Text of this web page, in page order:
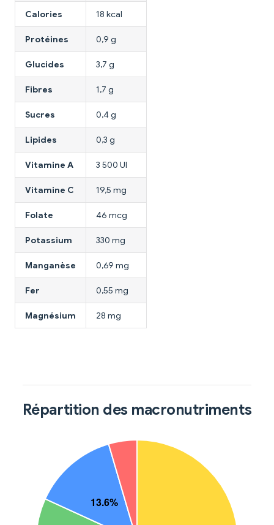
Calories 18 kcal
Protéines 0,9 g
Glucides 3,7 g
Fibres 1,7 g
Sucres 0,4 g
Lipides 0,3 g
Vitamine A 3 500 UI
Vitamine C 19,5 mg
Folate 46 mcg
Potassium 330 mg
Manganèse 0,69 mg
Fer 0,55 mg
Magnésium 28 mg
Répartition des macronutriments